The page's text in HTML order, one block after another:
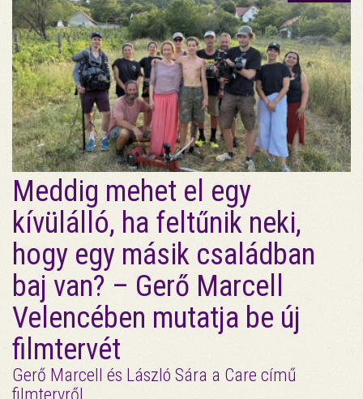
Meddig mehet el egy
kívülálló, ha feltűnik neki,
hogy egy másik családban
baj van? – Gerő Marcell
Velencében mutatja be új
filmtervét
Gerő Marcell és László Sára a Care című
filmtervről